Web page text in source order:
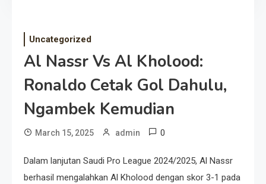
Uncategorized
Al Nassr Vs Al Kholood:
Ronaldo Cetak Gol Dahulu,
Ngambek Kemudian
March 15, 2025 admin 0
​Dalam lanjutan Saudi Pro League 2024/2025, Al Nassr
berhasil mengalahkan Al Kholood dengan skor 3-1 pada